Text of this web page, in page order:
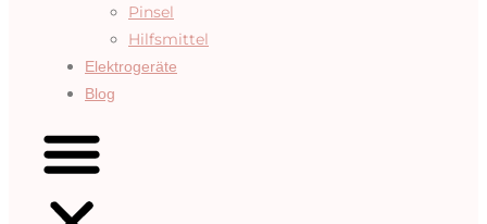
Pinsel
Hilfsmittel
Elektrogeräte
Blog